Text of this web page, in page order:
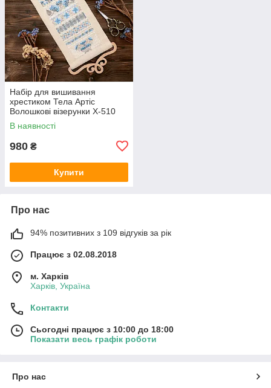
Набір для вишивання
хрестиком Тела Артіс
Волошкові візерунки Х-510
В наявності
980 ₴
Купити
Про нас
94% позитивних з 109 відгуків за рік
Працює з 02.08.2018
м. Харків
Харків, Україна
Контакти
Сьогодні працює з 10:00 до 18:00
Показати весь графік роботи
Про нас